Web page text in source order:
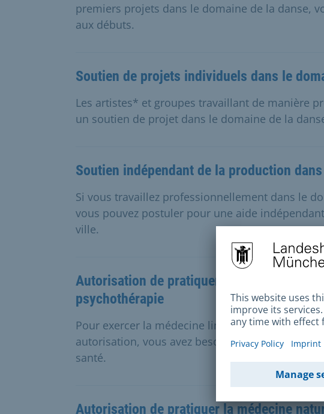
premiers projets dans le domaine de la danse,
aux débuts.
Soutien de projets individuels dans le
Les artistes* et groupes travaillant de manière
un soutien de projet dans le domaine de la
Soutien indépendant de la production
Si vous travaillez professionnellement dans le
vous pouvez postuler pour une aide
ville.
Autorisation de pratiquer la médecine
psychothérapie
Pour exercer la médecine limitée au domaine de
autorisation, vous avez besoin d'une
santé.
Autorisation de pratiquer la médecine